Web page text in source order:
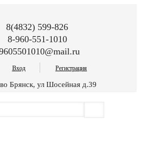
8(4832) 599-826
8-960-551-1010
Вход Регистрация
Брянск, ул Шосейная д.39